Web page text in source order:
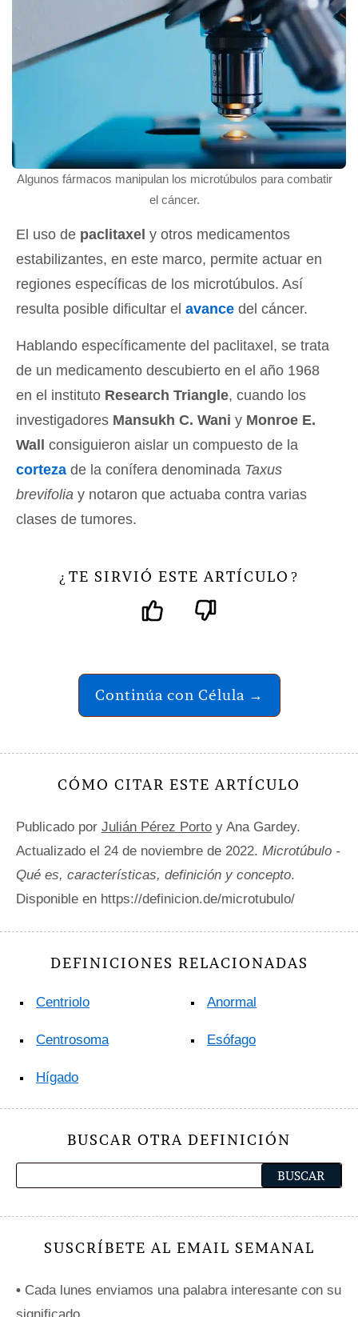
Algunos fármacos manipulan los microtúbulos para combatir
el cáncer.
El uso de paclitaxel y otros medicamentos
estabilizantes, en este marco, permite actuar en
regiones específicas de los microtúbulos. Así
resulta posible dificultar el avance del cáncer.
Hablando específicamente del paclitaxel, se trata
de un medicamento descubierto en el año 1968
en el instituto Research Triangle, cuando los
investigadores Mansukh C. Wani y Monroe E.
Wall
consiguieron aislar un compuesto de la
corteza de la conífera denominada Taxus
brevifolia y notaron que actuaba contra varias
clases de tumores.
¿ TE SIRVIÓ ESTE ARTÍCULO ?
Continúa con Célula →
CÓMO CITAR ESTE ARTÍCULO
Publicado por Julián Pérez Porto y Ana Gardey.
Actualizado el 24 de noviembre de 2022. Microtúbulo -
Qué es, características, definición y concepto.
Disponible en https://definicion.de/microtubulo/
DEFINICIONES RELACIONADAS
Centriolo
Centrosoma
Hígado
Anormal
Esófago
BUSCAR OTRA DEFINICIÓN
SUSCRÍBETE AL EMAIL SEMANAL
• Cada lunes enviamos una palabra interesante con su
significado.